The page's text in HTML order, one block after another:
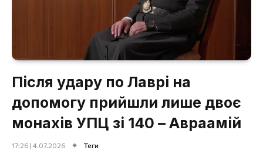
Після удару по Лаврі на
допомогу прийшли лише двоє
монахів УПЦ зі 140 – Авраамій
17:26 | 4.07.2026 Теги